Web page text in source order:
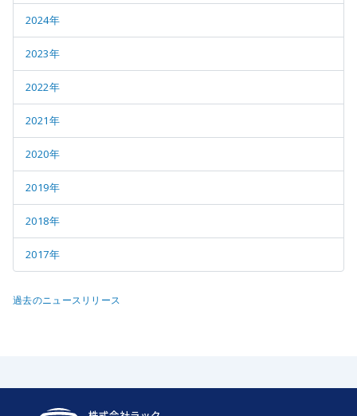
2024年
2023年
2022年
2021年
2020年
2019年
2018年
2017年
過去のニュースリリース